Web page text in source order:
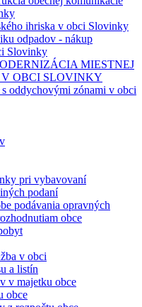
ihriska v obci Slovinky
odpadov - nákup
Slovinky
MIESTNEJ
OBCI SLOVINKY
oddychovými zónami v obci
pri vybavovaní
podaní
podávania opravných
obce
v obci
a listín
v majetku obce
obce